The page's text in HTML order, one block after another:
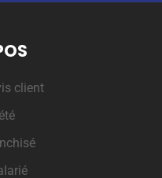
client